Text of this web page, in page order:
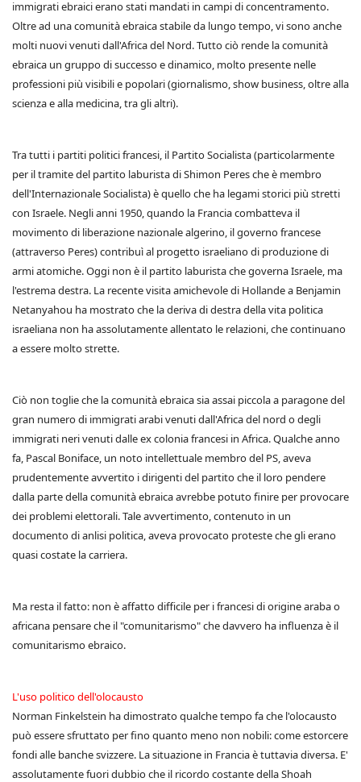
immigrati ebraici erano stati mandati in campi di concentramento.
Oltre ad una comunità ebraica stabile da lungo tempo, vi sono anche
molti nuovi venuti dall'Africa del Nord. Tutto ciò rende la comunità
ebraica un gruppo di successo e dinamico, molto presente nelle
professioni più visibili e popolari (giornalismo, show business, oltre alla
scienza e alla medicina, tra gli altri).
Tra tutti i partiti politici francesi, il Partito Socialista (particolarmente
per il tramite del partito laburista di Shimon Peres che è membro
dell'Internazionale Socialista) è quello che ha legami storici più stretti
con Israele. Negli anni 1950, quando la Francia combatteva il
movimento di liberazione nazionale algerino, il governo francese
(attraverso Peres) contribuì al progetto israeliano di produzione di
armi atomiche. Oggi non è il partito laburista che governa Israele, ma
l'estrema destra. La recente visita amichevole di Hollande a Benjamin
Netanyahou ha mostrato che la deriva di destra della vita politica
israeliana non ha assolutamente allentato le relazioni, che continuano
a essere molto strette.
Ciò non toglie che la comunità ebraica sia assai piccola a paragone del
gran numero di immigrati arabi venuti dall'Africa del nord o degli
immigrati neri venuti dalle ex colonia francesi in Africa. Qualche anno
fa, Pascal Boniface, un noto intellettuale membro del PS, aveva
prudentemente avvertito i dirigenti del partito che il loro pendere
dalla parte della comunità ebraica avrebbe potuto finire per provocare
dei problemi elettorali. Tale avvertimento, contenuto in un
documento di anlisi politica, aveva provocato proteste che gli erano
quasi costate la carriera.
Ma resta il fatto: non è affatto difficile per i francesi di origine araba o
africana pensare che il "comunitarismo" che davvero ha influenza è il
comunitarismo ebraico.
L'uso politico dell'olocausto
Norman Finkelstein ha dimostrato qualche tempo fa che l'olocausto
può essere sfruttato per fino quanto meno non nobili: come estorcere
fondi alle banche svizzere. La situazione in Francia è tuttavia diversa. E'
assolutamente fuori dubbio che il ricordo costante della Shoah